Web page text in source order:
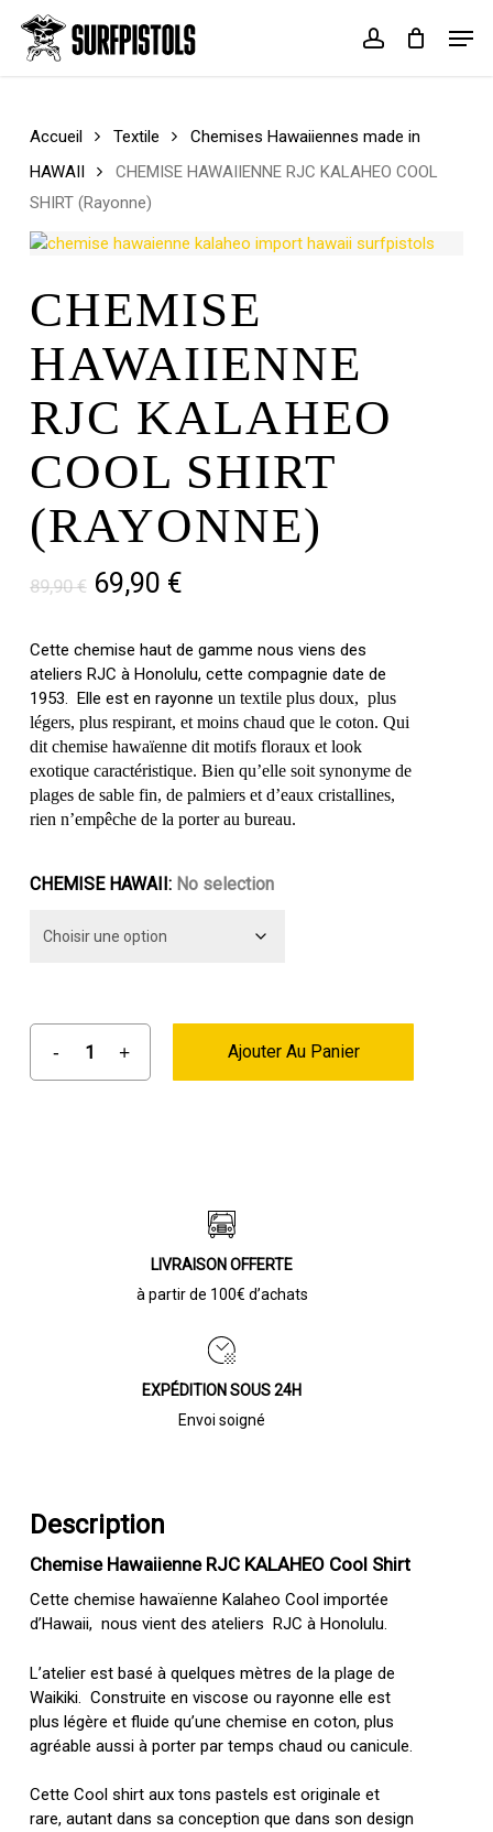
main
account
Cart Close
Accueil Textile
Chemises Hawaiiennes made in
HAWAII
CHEMISE HAWAIIENNE RJC KALAHEO COOL
SHIRT (Rayonne)
CHEMISE
HAWAIIENNE
RJC KALAHEO
COOL SHIRT
(RAYONNE)
89,90€ Le
initial
était :
89,90 €.
69,90 €Le
actuel
est :
69,90 €.
Cette chemise haut de gamme nous viens des
ateliers RJC à Honolulu, cette compagnie date de
1953. Elle est en rayonne un textile plus doux, plus
légers, plus respirant, et moins chaud que le coton. Qui
dit chemise hawaïenne dit motifs floraux et look
exotique caractéristique. Bien qu’elle soit synonyme de
plages de sable fin, de palmiers et d’eaux cristallines,
rien n’empêche de la porter au bureau.
CHEMISE HAWAII: No selection
Ajouter Au Panier
LIVRAISON OFFERTE
à partir de 100€ d’achats
EXPÉDITION SOUS 24H
Envoi soigné
Description
Chemise Hawaiienne RJC KALAHEO Cool Shirt
Cette chemise hawaïenne Kalaheo Cool importée
d’Hawaii, nous vient des ateliers RJC à Honolulu.
L’atelier est basé à quelques mètres de la plage de
Waikiki. Construite en viscose ou rayonne elle est
plus légère et fluide qu’une chemise en coton, plus
agréable aussi à porter par temps chaud ou canicule.
Cette Cool shirt aux tons pastels est originale et
rare, autant dans sa conception que dans son design